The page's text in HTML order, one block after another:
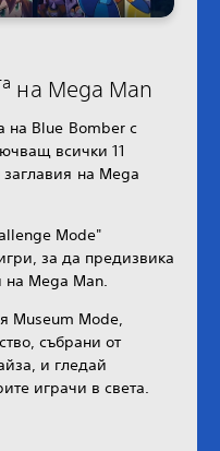
на Mega Man
на Blue Bomber с
всички 11
на Mega
Mode"
за да предизвика
Mega Man.
Museum Mode,
събрани от
и гледай
играчи в света.